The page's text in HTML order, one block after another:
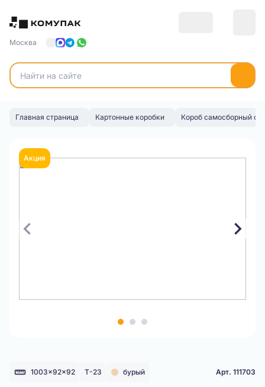
Москва
Главная страница Картонные коробки Короб самосборный с
Акция
1003x92x92 Т-23 бурый Арт. 111703